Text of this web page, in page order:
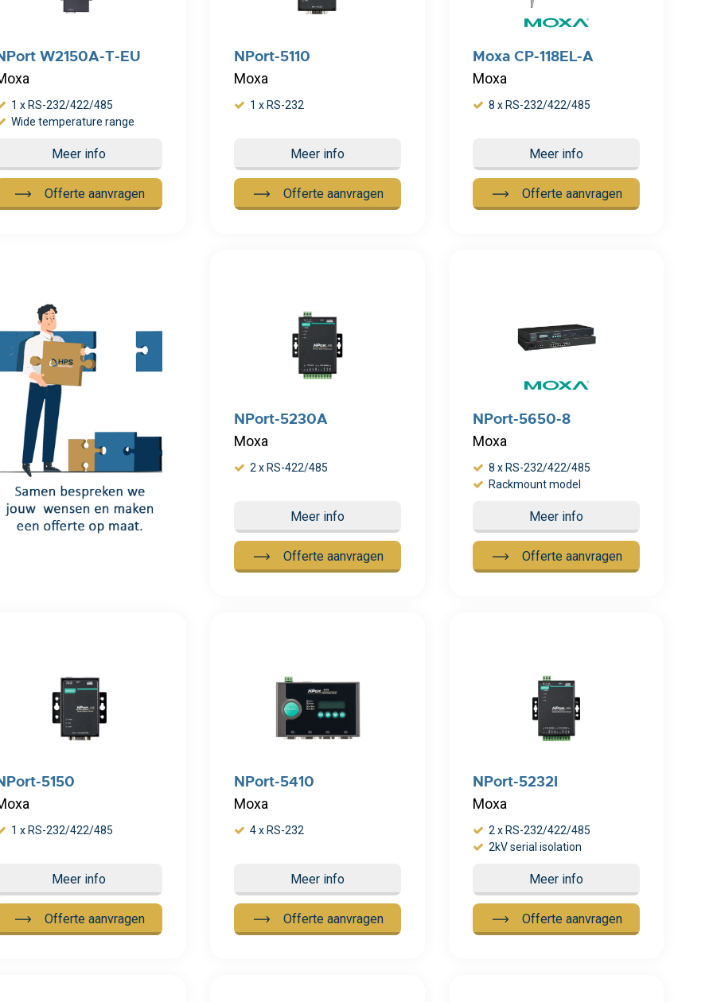
W2150A-T-EU
1 x RS-232/422/485
Wide temperature range
Meer info
Offerte aanvragen
NPort-5110
Moxa
1 x RS-232
Meer info
Offerte aanvragen
Moxa CP-118EL-A
Moxa
8 x RS-232/422/485
Meer info
Offerte aanvragen
NPort-5230A
Moxa
2 x RS-422/485
Meer info
Offerte aanvragen
NPort-5650-8
Moxa
8 x RS-232/422/485
Rackmount model
Meer info
Offerte aanvragen
5150
1 x RS-232/422/485
Meer info
Offerte aanvragen
NPort-5410
Moxa
4 x RS-232
Meer info
Offerte aanvragen
NPort-5232I
Moxa
2 x RS-232/422/485
2kV serial isolation
Meer info
Offerte aanvragen